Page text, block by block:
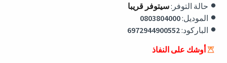
حالة التوفر:سيتوفر قريبا
الموديل:0803804000
الباركود:6972944900552
شحن لكافة الدول
إرجاع سهل
أوشك على النفاذ